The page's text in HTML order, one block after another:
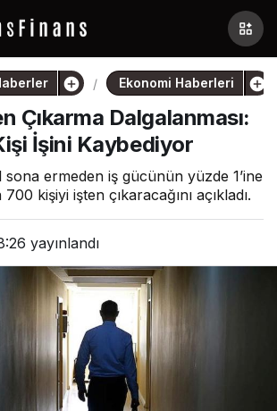
Ekonomi Haberleri
Çıkarma Dalgalanması:
İşini Kaybediyor
sona ermeden iş gücünün yüzde 1’ine
kişiyi işten çıkaracağını açıkladı.
yayınlandı